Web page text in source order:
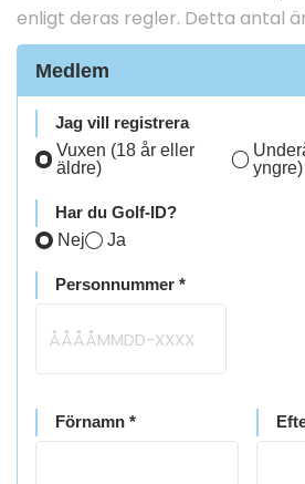
enligt deras regler. Detta antal
Medlem
Jag vill registrera
Vuxen (18 år eller
äldre)
yngre)
Har du Golf-ID?
Nej Ja
Personnummer *
Förnamn *